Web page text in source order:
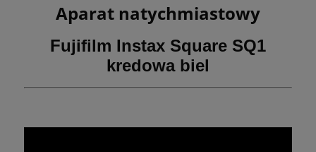
Aparat natychmiastowy
Fujifilm Instax Square SQ1
kredowa biel